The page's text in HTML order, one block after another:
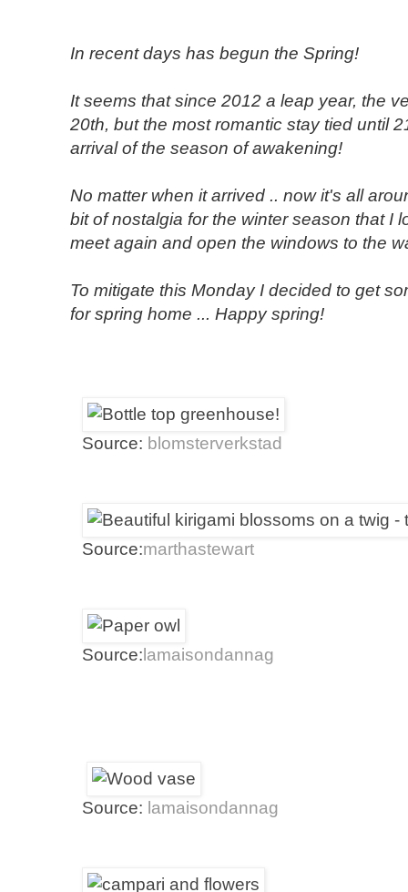
In recent days has begun the Spring!
It seems that since 2012 a leap year, the
20th, but the most romantic stay tied until
arrival of the season of awakening!
No matter when it arrived .. nowit's all
bit ofnostalgia for the winter season that I
meet again and open the windows to the
To mitigate this Monday I decided to get
for spring home ... Happyspring!
Source: blomsterverkstad
Source:marthastewart
Source: lamaisondannag
Source: lamaisondannag